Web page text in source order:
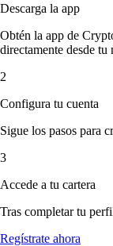
Descarga la app
Obtén la app de
directamente desde tu
2
Configura tu cuenta
Sigue los pasos para
3
Accede a tu cartera
Tras completar tu
Regístrate ahora